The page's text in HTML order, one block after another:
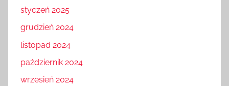
styczeń 2025
grudzień 2024
listopad 2024
październik 2024
wrzesień 2024